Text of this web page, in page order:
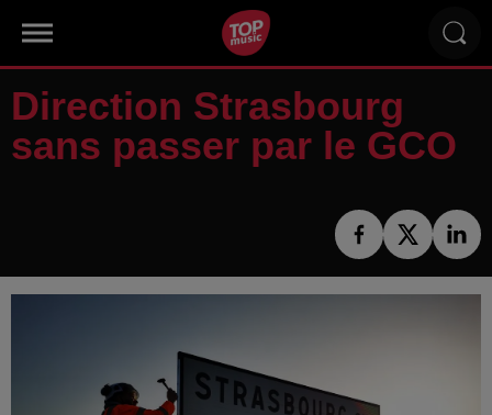
Direction Strasbourg
sans passer par le GCO